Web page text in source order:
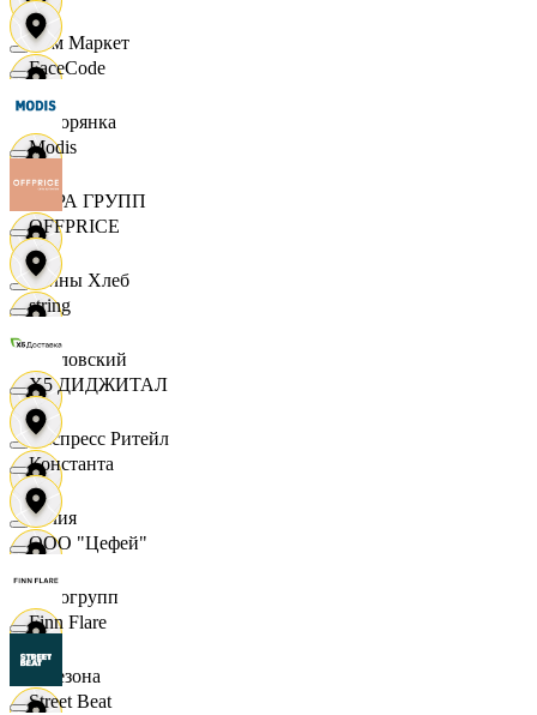
Хом Маркет
Хуторянка
ЦЕРА ГРУПП
Челны Хлеб
Чкаловский
Экспресс Ритейл
Юлия
Яркогрупп
4 Сезона
FaceCode
Modis
OFFPRICE
string
X5 ДИДЖИТАЛ
Константа
ООО "Цефей"
Finn Flare
Street Beat